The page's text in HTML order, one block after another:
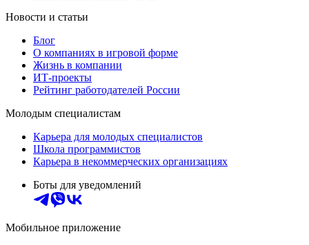
Новости и статьи
Блог
О компаниях в игровой форме
Жизнь в компании
ИТ-проекты
Рейтинг работодателей России
Молодым специалистам
Карьера для молодых специалистов
Школа программистов
Карьера в некоммерческих организациях
Боты для уведомлений
Мобильное приложение